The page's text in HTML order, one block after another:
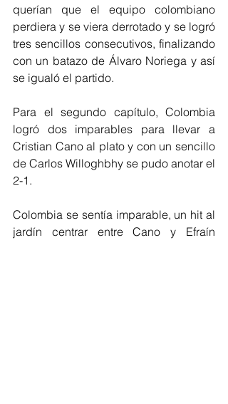
querían que el equipo colombiano
perdiera y se viera derrotado y se logró
tres sencillos consecutivos, finalizando
con un batazo de Álvaro Noriega y así
se igualó el partido.
Para el segundo capítulo, Colombia
logró dos imparables para llevar a
Cristian Cano al plato y con un sencillo
de Carlos Willoghbhy se pudo anotar el
2-1.
Colombia se sentía imparable, un hit al
jardín centrar entre Cano y Efraín